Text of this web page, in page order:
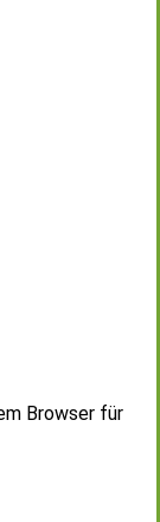
Browser für